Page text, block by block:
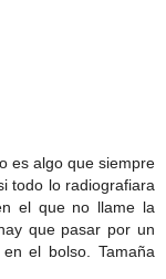
es algo que siempre
todo lo radiografiara
el que no llame la
que pasar por un
el bolso. Tamaña